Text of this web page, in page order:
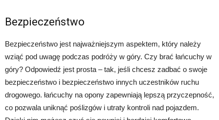
Bezpieczeństwo
Bezpieczeństwo jest najważniejszym aspektem, który należy
wziąć pod uwagę podczas podróży w góry. Czy brać łańcuchy w
góry? Odpowiedź jest prosta – tak, jeśli chcesz zadbać o swoje
bezpieczeństwo i bezpieczeństwo innych uczestników ruchu
drogowego. łańcuchy na opony zapewniają lepszą przyczepność,
co pozwala uniknąć poślizgów i utraty kontroli nad pojazdem.